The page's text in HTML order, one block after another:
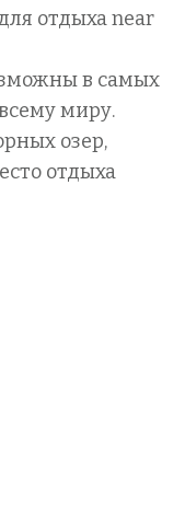
отдыха near
в самых
миру.
озер,
отдыха